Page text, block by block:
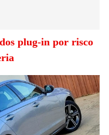
plug-in por risco